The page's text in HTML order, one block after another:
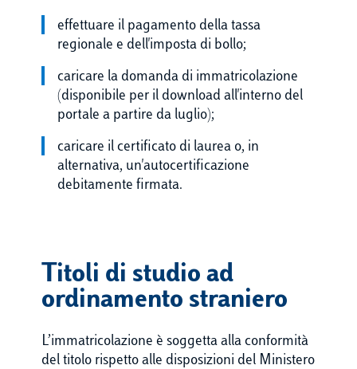
effettuare il pagamento della tassa
regionale e dell'imposta di bollo;
caricare la domanda di immatricolazione
(disponibile per il download all'interno del
portale a partire da luglio);
caricare il certificato di laurea o, in
alternativa, un'autocertificazione
debitamente firmata.
Titoli di studio ad
ordinamento straniero
L’immatricolazione è soggetta alla conformità
del titolo rispetto alle disposizioni del Ministero